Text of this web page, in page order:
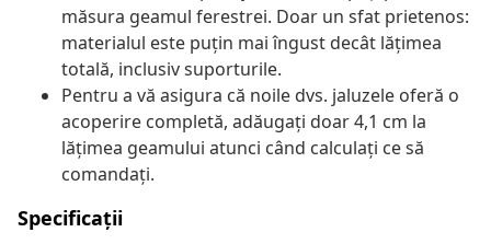
măsura geamul ferestrei. Doar un sfat prietenos:
materialul este puțin mai îngust decât lățimea
totală, inclusiv suporturile.
Pentru a vă asigura că noile dvs. jaluzele oferă o
acoperire completă, adăugați doar 4,1 cm la
lățimea geamului atunci când calculați ce să
comandați.
Specificații